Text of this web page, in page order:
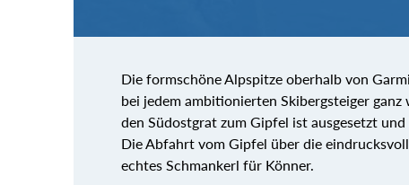
Die formschöne Alpspitze oberhalb von
bei jedem ambitionierten Skibergsteiger
den Südostgrat zum Gipfel ist ausgesetzt
Die Abfahrt vom Gipfel über die
echtes Schmankerl für Könner.